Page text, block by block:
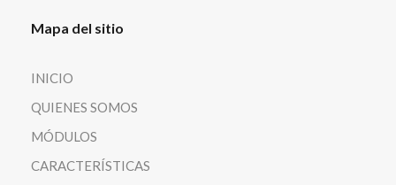
Mapa del sitio
INICIO
QUIENES SOMOS
MÓDULOS
CARACTERÍSTICAS